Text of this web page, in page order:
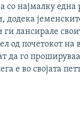
со најмалку една
додека
ги лансирале
од почетокот на
да го
е во својата